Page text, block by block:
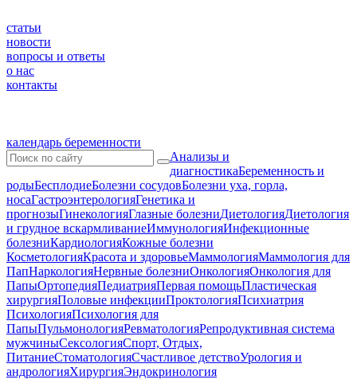
статьи
новости
вопросы и ответы
о нас
контакты
календарь беременности
Анализы и
диагностикаБеременность и
родыБесплодиеБолезни сосудовБолезни уха, горла,
носаГастроэнтерологияГенетика и
прогнозыГинекологияГлазные болезниДиетологияДиетология
и грудное вскармливаниеИммунологияИнфекционные
болезниКардиологияКожные болезни
КосметологияКрасота и здоровьеМаммологияМаммология для
ПапНаркологияНервные болезниОнкологияОнкология для
ПапыОртопедияПедиатрияПервая помощьПластическая
хирургияПоловые инфекцииПроктологияПсихиатрия
ПсихологияПсихология для
ПапыПульмонологияРевматологияРепродуктивная система
мужчиныСексологияСпорт, Отдых,
ПитаниеСтоматологияСчастливое детствоУрология и
андрологияХирургияЭндокринология